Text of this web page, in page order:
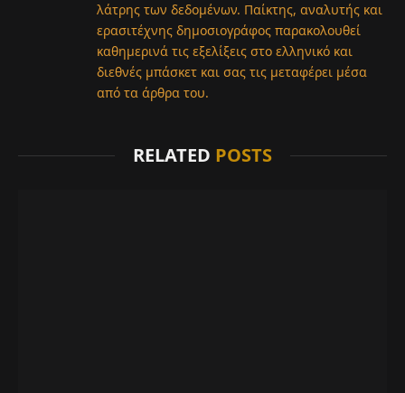
λάτρης των δεδομένων. Παίκτης, αναλυτής και
ερασιτέχνης δημοσιογράφος παρακολουθεί
καθημερινά τις εξελίξεις στο ελληνικό και
διεθνές μπάσκετ και σας τις μεταφέρει μέσα
από τα άρθρα του.
RELATED POSTS